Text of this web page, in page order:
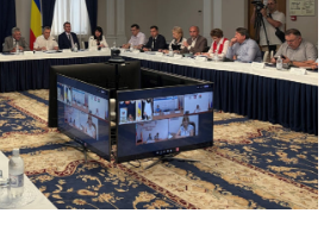
Ростовской
области